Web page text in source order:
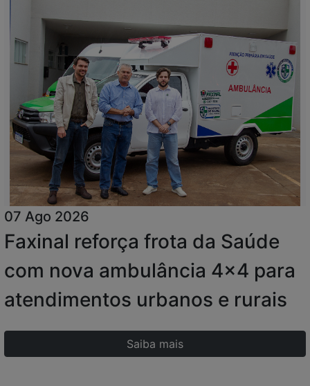
07 Ago 2026
Faxinal reforça frota da Saúde
com nova ambulância 4x4 para
atendimentos urbanos e rurais
Saiba mais